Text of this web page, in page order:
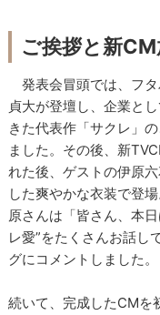
ご挨拶と新
発表会冒頭では、フ
貞大が登壇し、企業と
きた代表作「サクレ」
ました。その後、新
れた後、ゲストの伊原
した爽やかな衣装で登
原さんは「皆さん、本
レ愛”をたくさんお話し
グにコメントしました。
続いて、完成したCMを